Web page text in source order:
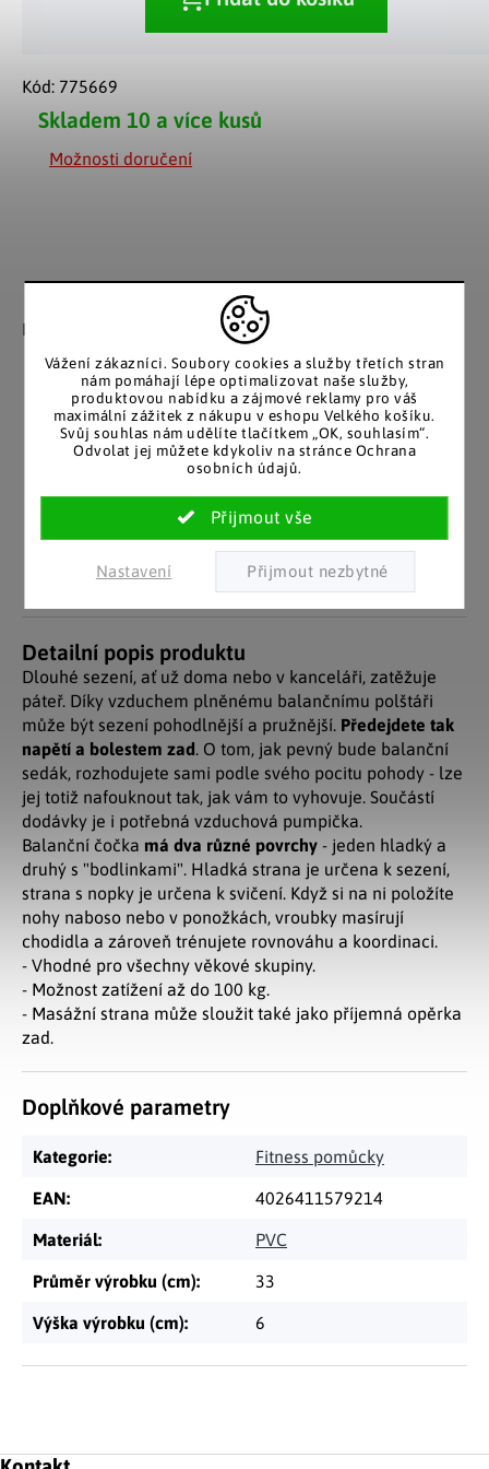
Vážení zákazníci. Soubory cookies a služby třetích stran
nám pomáhají lépe optimalizovat naše služby,
produktovou nabídku a zájmové reklamy pro váš
maximální zážitek z nákupu v eshopu Velkého košíku.
Svůj souhlas nám udělíte tlačítkem „OK, souhlasím“.
Odvolat jej můžete kdykoliv na stránce Ochrana
osobních údajů.
Nastavení
Skladem 10 a více kusů
Možnosti doručení
Kód: 775669
Záruka spokojenosti
Nakupujete bez obav, férové
Stálým zákazníkům
posíláme papírový katalog
do schránky.
Pozitivní ohlasy
zákazníků
Za desítky let na trhu jsme
nasbírali stovky tisíc
spokojených zákazníků.
EU distribuce
Z českých skladů pro české
zákazníky. Značkové zboží
Detailní popis produktu
Dlouhé sezení, ať už doma nebo v kanceláři, zatěžuje
páteř. Díky vzduchem plněnému balančnímu polštáři
může být sezení pohodlnější a pružnější. Předejdete tak
napětí a bolestem zad. O tom, jak pevný bude balanční
sedák, rozhodujete sami podle svého pocitu pohody - lze
jej totiž nafouknout tak, jak vám to vyhovuje. Součástí
dodávky je i potřebná vzduchová pumpička.
Balanční čočka má dva různé povrchy - jeden hladký a
druhý s "bodlinkami". Hladká strana je určena k sezení,
strana s nopky je určena k svičení. Když si na ni položíte
nohy naboso nebo v ponožkách, vroubky masírují
chodidla a zároveň trénujete rovnováhu a koordinaci.
- Vhodné pro všechny věkové skupiny.
- Možnost zatížení až do 100 kg.
- Masážní strana může sloužit také jako příjemná opěrka
zad.
Doplňkové parametry
Kategorie: Fitness pomůcky
EAN: 4026411579214
Materiál: PVC
Průměr výrobku (cm): 33
Výška výrobku (cm): 6